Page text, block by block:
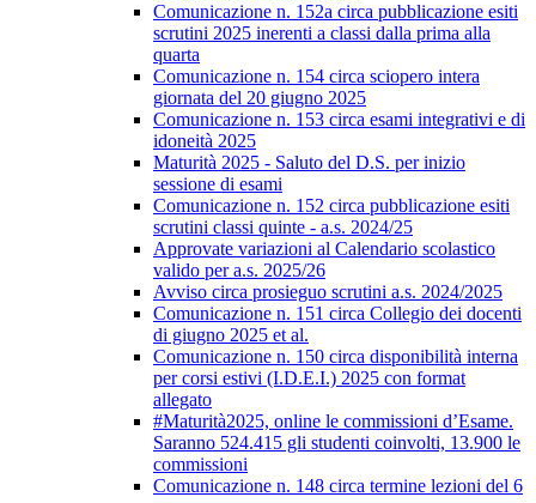
Comunicazione n. 152a circa pubblicazione esiti
scrutini 2025 inerenti a classi dalla prima alla
quarta
Comunicazione n. 154 circa sciopero intera
giornata del 20 giugno 2025
Comunicazione n. 153 circa esami integrativi e di
idoneità 2025
Maturità 2025 - Saluto del D.S. per inizio
sessione di esami
Comunicazione n. 152 circa pubblicazione esiti
scrutini classi quinte - a.s. 2024/25
Approvate variazioni al Calendario scolastico
valido per a.s. 2025/26
Avviso circa prosieguo scrutini a.s. 2024/2025
Comunicazione n. 151 circa Collegio dei docenti
di giugno 2025 et al.
Comunicazione n. 150 circa disponibilità interna
per corsi estivi (I.D.E.I.) 2025 con format
allegato
#Maturità2025, online le commissioni d’Esame.
Saranno 524.415 gli studenti coinvolti, 13.900 le
commissioni
Comunicazione n. 148 circa termine lezioni del 6